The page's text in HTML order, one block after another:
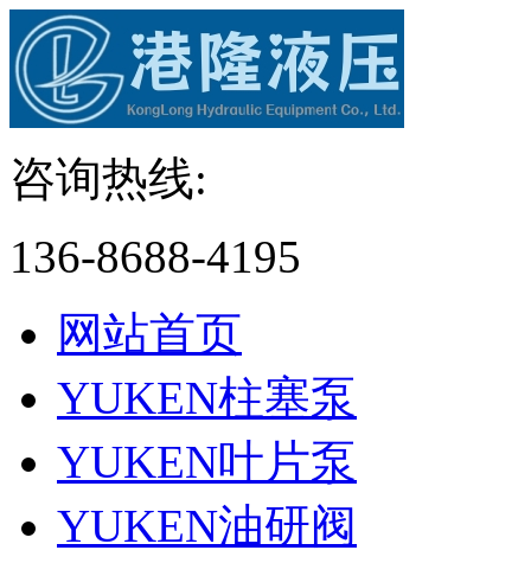
咨询热线:
136-8688-4195
网站首页
YUKEN柱塞泵
YUKEN叶片泵
YUKEN油研阀